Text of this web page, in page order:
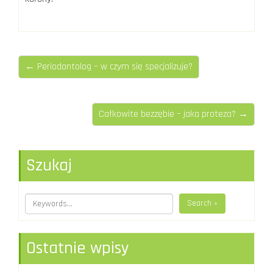
← Periodontolog – w czym się specjalizuje?
Całkowite bezzębie – jaka proteza? →
Szukaj
Search »
Ostatnie wpisy